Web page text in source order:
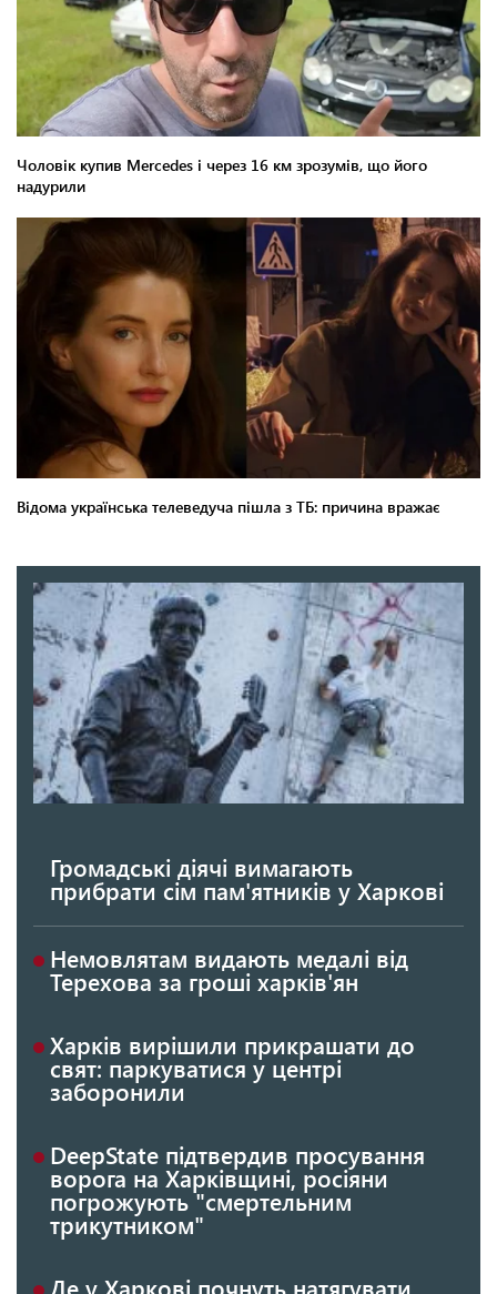
Громадські діячі вимагають
прибрати сім пам'ятників у Харкові
Немовлятам видають медалі від
Терехова за гроші харків'ян
Харків вирішили прикрашати до
свят: паркуватися у центрі
заборонили
DeepState підтвердив просування
ворога на Харківщині, росіяни
погрожують "смертельним
трикутником"
Де у Харкові почнуть натягувати